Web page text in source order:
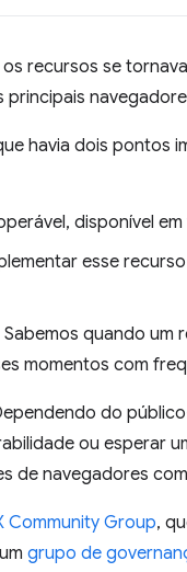
recursos se
havia dois pontos
disponível
esse
quando
momentos com
do
ou esperar
de navegadores
Community Group,
grupo de